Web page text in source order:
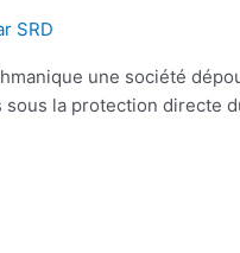
SRD
une société
la protection directe